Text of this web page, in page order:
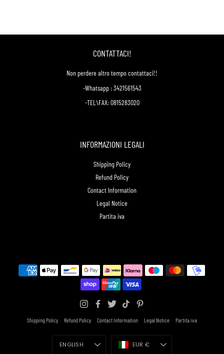
CONTATTACI!
Non perdere altro tempo contattaci!!
-Whatsapp : 3421561543
-TEL\FAX: 0815283020
INFORMAZIONI LEGALI
Shipping Policy
Refund Policy
Contact Information
Legal Notice
Partita iva
Shipping Policy Refund Policy Contact Information Legal Notice Partita iva
Language
ENGLISH Currency
EUR €